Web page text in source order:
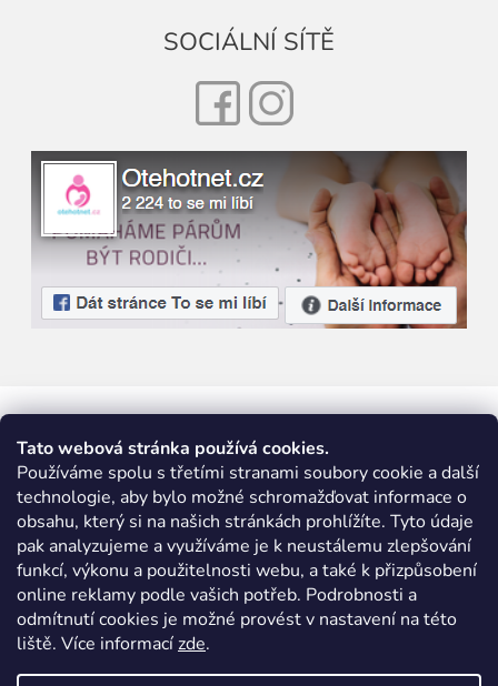
Tato webová stránka používá cookies.
Používáme spolu s třetími stranami soubory cookie a další
technologie, aby bylo možné schromažďovat informace o
obsahu, který si na našich stránkách prohlížíte. Tyto údaje
pak analyzujeme a využíváme je k neustálemu zlepšování
funkcí, výkonu a použitelnosti webu, a také k přizpůsobení
online reklamy podle vašich potřeb. Podrobnosti a
odmítnutí cookies je možné provést v nastavení na této
liště. Více informacízde.
SOCIÁLNÍ SÍTĚ
FacebookInstagram